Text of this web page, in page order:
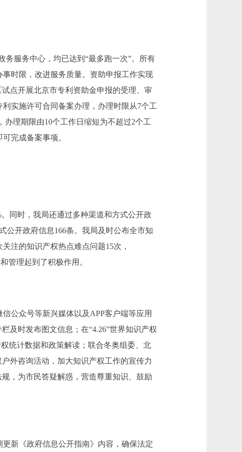
服务中心，均已达到“最多跑一次”。所有
时限，改进服务质量。资助申报工作实现
点开展北京市专利资助金申报的受理、审
实施许可合同备案办理，办理时限从7个工
理期限由10个工作日缩短为不超过2个工
完成备案事项。
同时，我局还通过多种渠道和方式公开政
公开政府信息166条。我局及时公布全市知
注的知识产权热点难点问题15次，
管理起到了积极作用。
公众号等新兴媒体以及APP客户端等应用
及时发布图文信息；在“4.26”世界知识产权
统计数据和政策解读；联合冬奥组委、北
外咨询活动，加大知识产权工作的宣传力
，为市民答疑解惑，营造尊重知识、鼓励
新《政府信息公开指南》内容，确保法定